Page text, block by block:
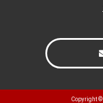
Copyright ©